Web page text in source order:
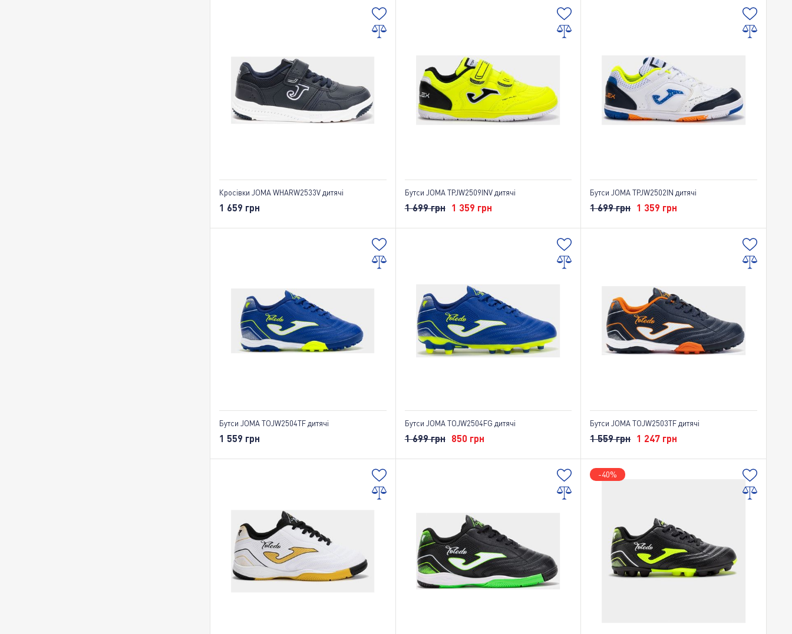
Кросівки JOMA WHARW2533V дитячі
1 659 грн
Бутси JOMA TPJW2509INV дитячі
1 699 грн 1 359 грн
Бутси JOMA TPJW2502IN дитячі
1 699 грн 1 359 грн
Бутси JOMA TOJW2504TF дитячі
1 559 грн
Бутси JOMA TOJW2504FG дитячі
1 699 грн 850 грн
Бутси JOMA TOJW2503TF дитячі
1 559 грн 1 247 грн
-40%